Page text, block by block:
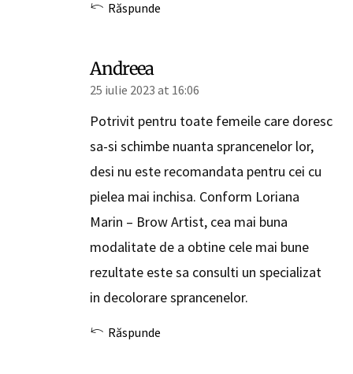
Andreea
25 iulie 2023 at 16:06
Potrivit pentru toate femeile care doresc
sa-si schimbe nuanta sprancenelor lor,
desi nu este recomandata pentru cei cu
pielea mai inchisa. Conform Loriana
Marin – Brow Artist, cea mai buna
modalitate de a obtine cele mai bune
rezultate este sa consulti un specializat
in decolorare sprancenelor.
Răspunde